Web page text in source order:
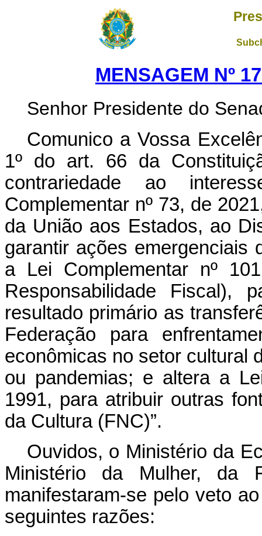
MENSAGEM Nº
Senhor Presidente do
Comunico a Vossa
1º do art. 66 da
contrariedade ao
Complementar nº 73, de
da União aos Estados, ao
garantir ações emergenciais
a Lei Complementar nº
Responsabilidade Fiscal),
resultado primário as
Federação para
econômicas no setor cultural
ou pandemias; e altera a
1991, para atribuir outras
da Cultura (FNC)”.
Ouvidos, o Ministério da
Ministério da Mulher, da
manifestaram-se pelo veto
seguintes razões: